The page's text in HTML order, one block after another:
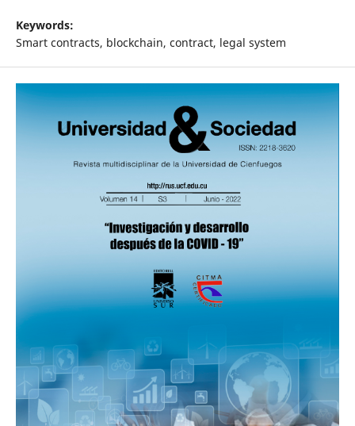
Keywords:
Smart contracts, blockchain, contract, legal system